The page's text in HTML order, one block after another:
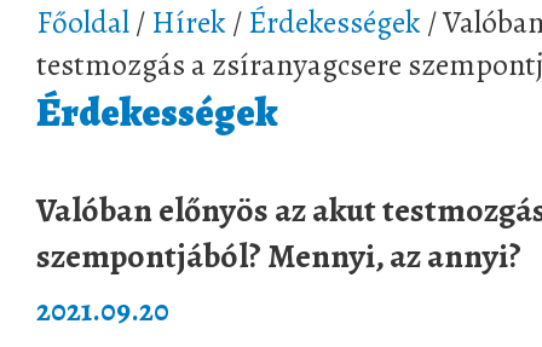
Főoldal/ Hírek / Érdekességek /
testmozgás a zsíranyagcsere
Érdekességek
Valóban előnyös az akut
szempontjából? Mennyi, az annyi?
2021.09.20